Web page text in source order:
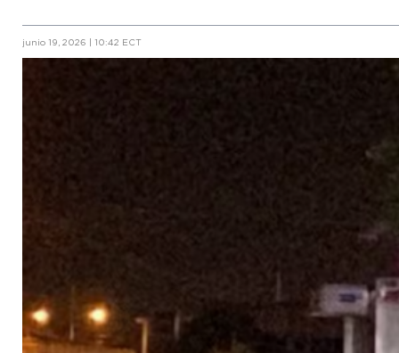
junio 19, 2026 | 10:42 ECT